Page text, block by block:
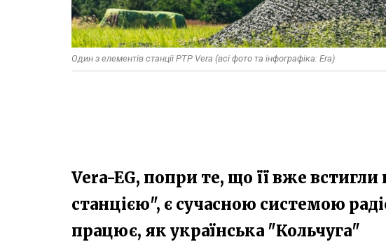
Один з елементів станції РТР Vera (всі фото та інфографіка: Era)
Vera-EG, попри те, що її вже
станцією", є сучасною системою
працює, як українська "Кольчуга"